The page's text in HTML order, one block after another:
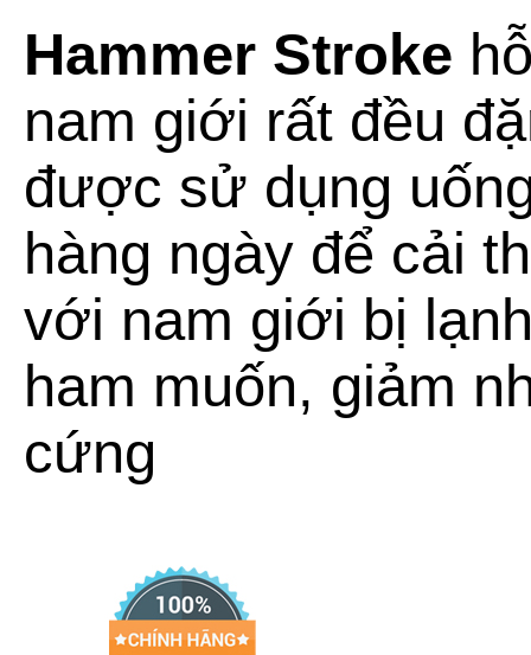
Hammer Stroke
nam giới rất đều
được sử dụng
hàng ngày để cải
với nam giới bị
ham muốn, giảm
cứng